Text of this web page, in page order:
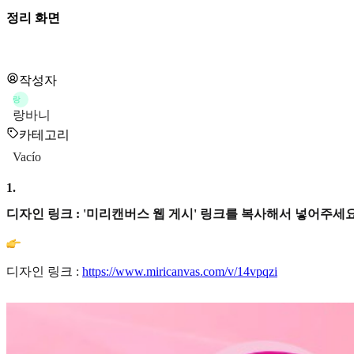
정리 화면
작성자
랑
랑바니
카테고리
Vacío
1.
디자인 링크 : '미리캔버스 웹 게시' 링크를 복사해서 넣어주세
디자인 링크 : https://www.miricanvas.com/v/14vpqzi